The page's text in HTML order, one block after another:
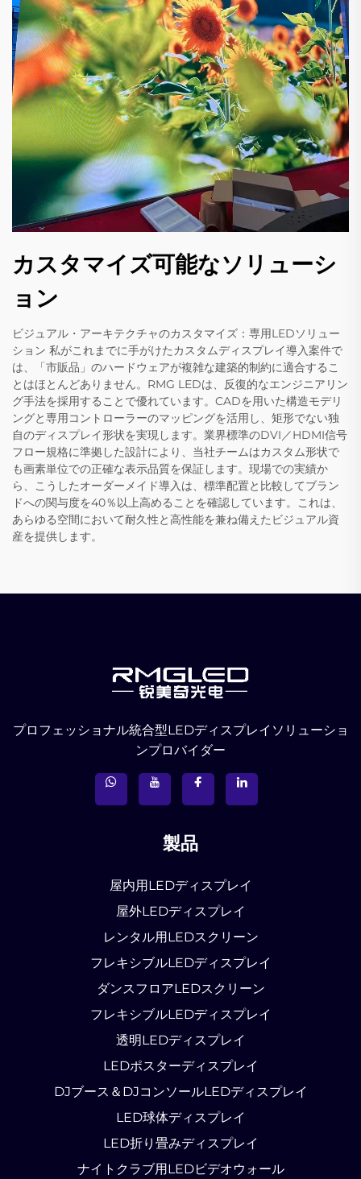
カスタマイズ可能なソリューシ
ョン
ビジュアル・アーキテクチャのカスタマイズ：専用LEDソリュー
ション 私がこれまでに手がけたカスタムディスプレイ導入案件で
は、「市販品」のハードウェアが複雑な建築的制約に適合するこ
とはほとんどありません。RMG LEDは、反復的なエンジニアリン
グ手法を採用することで優れています。CADを用いた構造モデリ
ングと専用コントローラーのマッピングを活用し、矩形でない独
自のディスプレイ形状を実現します。業界標準のDVI／HDMI信号
フロー規格に準拠した設計により、当社チームはカスタム形状で
も画素単位での正確な表示品質を保証します。現場での実績か
ら、こうしたオーダーメイド導入は、標準配置と比較してブラン
ドへの関与度を40％以上高めることを確認しています。これは、
あらゆる空間において耐久性と高性能を兼ね備えたビジュアル資
産を提供します。
プロフェッショナル統合型LEDディスプレイソリューショ
ンプロバイダー
製品
屋内用LEDディスプレイ
屋外LEDディスプレイ
レンタル用LEDスクリーン
フレキシブルLEDディスプレイ
ダンスフロアLEDスクリーン
フレキシブルLEDディスプレイ
透明LEDディスプレイ
LEDポスターディスプレイ
DJブース＆DJコンソールLEDディスプレイ
LED球体ディスプレイ
LED折り畳みディスプレイ
ナイトクラブ用LEDビデオウォール